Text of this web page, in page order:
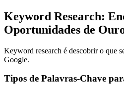
Keyword Research:
Oportunidades de
Keyword research é descobrir o que
Google.
Tipos de Palavras-Chave